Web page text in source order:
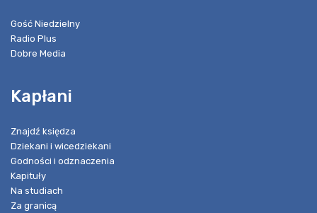
Gość Niedzielny
Radio Plus
Dobre Media
Kapłani
Znajdź księdza
Dziekani i wicedziekani
Godności i odznaczenia
Kapituły
Na studiach
Za granicą